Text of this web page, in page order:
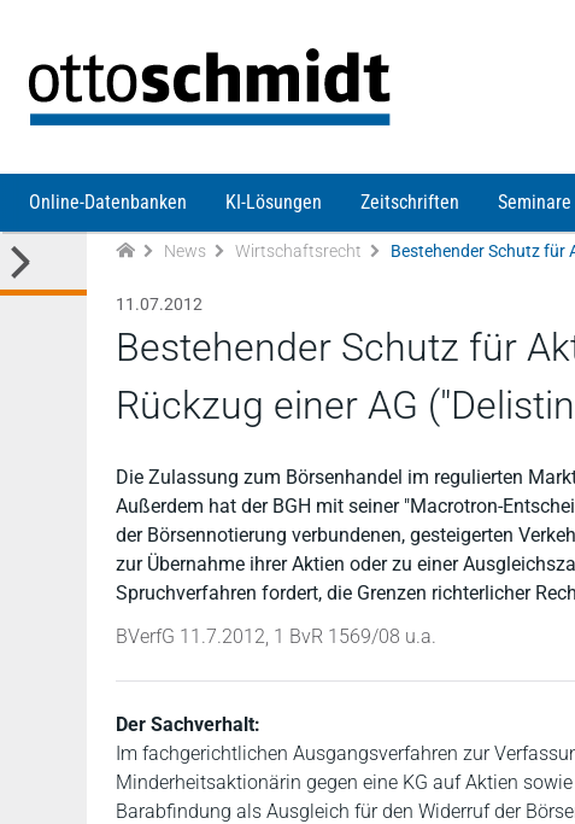
Online-Datenbanken KI-Lösungen Zeitschriften Seminare
News Wirtschaftsrecht
11.07.2012
Bestehender Schutz für
Rückzug einer AG
Die Zulassung zum Börsenhandel im regulierten
Außerdem hat der BGH mit seiner "Macrotron-
der Börsennotierung verbundenen, gesteigerten
zur Übernahme ihrer Aktien oder zu einer
Spruchverfahren fordert, die Grenzen richterlicher
BVerfG 11.7.2012, 1 BvR 1569/08 u.a.
Der Sachverhalt:
Im fachgerichtlichen Ausgangsverfahren zur
Minderheitsaktionärin gegen eine KG auf Aktien
Barabfindung als Ausgleich für den Widerruf der